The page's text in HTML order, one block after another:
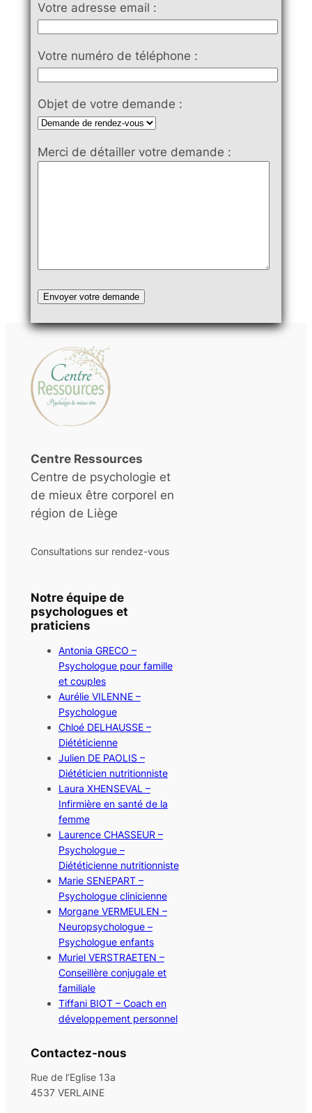
Votre adresse email :
Votre numéro de téléphone :
Objet de votre demande :
Merci de détailler votre demande :
Centre Ressources
Centre de psychologie et
de mieux être corporel en
région de Liège
Consultations sur rendez-vous
Notre équipe de
psychologues et
praticiens
Antonia GRECO –
Psychologue pour famille
et couples
Aurélie VILENNE –
Psychologue
Chloé DELHAUSSE –
Diététicienne
Julien DE PAOLIS –
Diététicien nutritionniste
Laura XHENSEVAL –
Infirmière en santé de la
femme
Laurence CHASSEUR –
Psychologue –
Diététicienne nutritionniste
Marie SENEPART –
Psychologue clinicienne
Morgane VERMEULEN –
Neuropsychologue –
Psychologue enfants
Muriel VERSTRAETEN –
Conseillère conjugale et
familiale
Tiffani BIOT – Coach en
développement personnel
Contactez-nous
Rue de l’Eglise 13a
4537 VERLAINE